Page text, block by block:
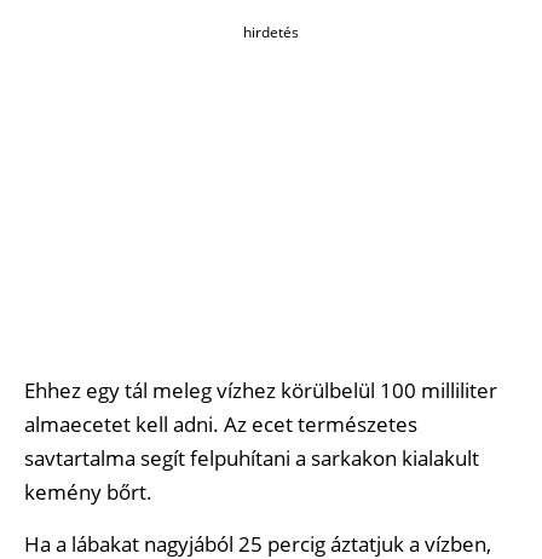
hirdetés
Ehhez egy tál meleg vízhez körülbelül 100 milliliter
almaecetet kell adni. Az ecet természetes
savtartalma segít felpuhítani a sarkakon kialakult
kemény bőrt.
Ha a lábakat nagyjából 25 percig áztatjuk a vízben,